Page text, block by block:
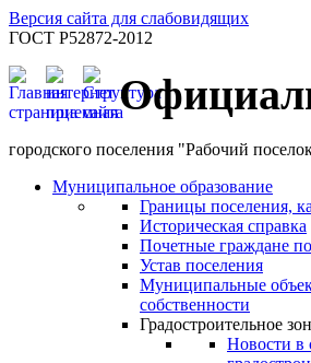
Версия сайта для слабовидящих
ГОСТ Р52872-2012
городского поселения "Рабочий
Муниципальное образование
Границы поселения,
Историческая справка
Почетные граждане
Устав поселения
Муниципальные
собственности
Градостроительное
Новости в